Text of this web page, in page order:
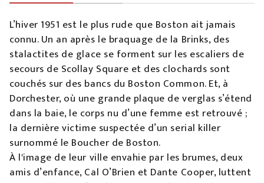
L’hiver 1951 est le plus rude que Boston ait jamais
connu. Un an après le braquage de la Brinks, des
stalactites de glace se forment sur les escaliers de
secours de Scollay Square et des clochards sont
couchés sur des bancs du Boston Common. Et, à
Dorchester, où une grande plaque de verglas s’étend
dans la baie, le corps nu d’une femme est retrouvé ;
la dernière victime suspectée d’un serial killer
surnommé le Boucher de Boston.
À l'image de leur ville envahie par les brumes, deux
amis d’enfance, Cal O’Brien et Dante Cooper, luttent